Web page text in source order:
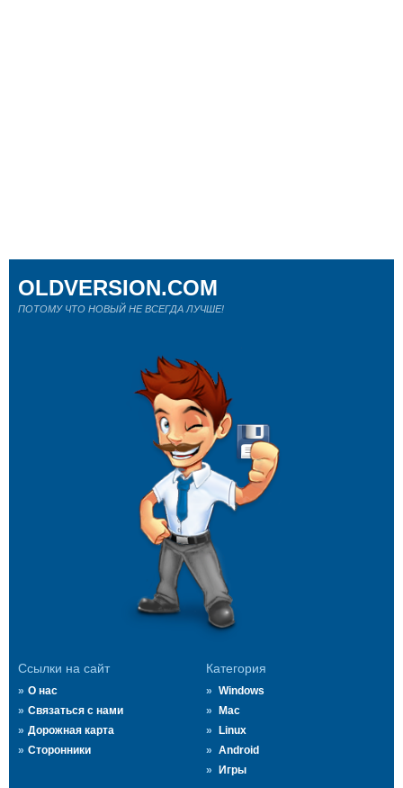
Ссылки на сайт
О нас
Связаться с нами
Дорожная карта
Сторонники
Категория
Windows
Mac
Linux
Android
Игры
OLDVERSION.COM
ПОТОМУ ЧТО НОВЫЙ НЕ ВСЕГДА ЛУЧШЕ!